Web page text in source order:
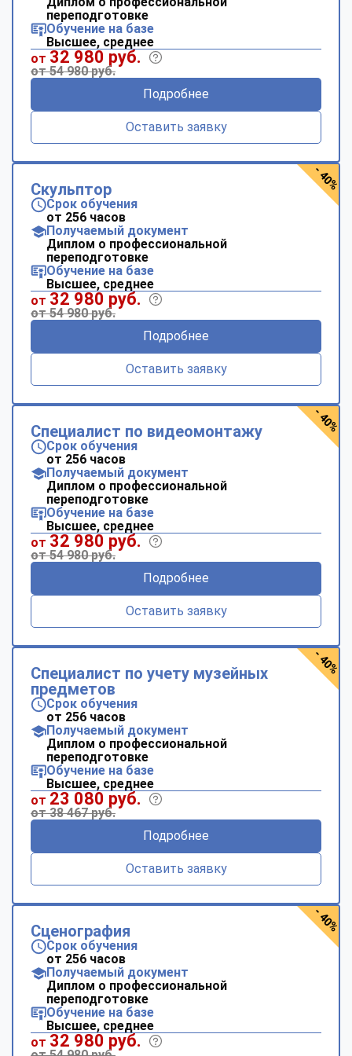
переподготовке
Обучение на базе
Высшее, среднее
от 32 980 руб.
от 54 980 руб.
Подробнее
Оставить заявку
Скульптор
Срок обучения
от 256 часов
Получаемый документ
Диплом о профессиональной
переподготовке
Обучение на базе
Высшее, среднее
от 32 980 руб.
от 54 980 руб.
Подробнее
Оставить заявку
- 40%
Специалист по видеомонтажу
Срок обучения
от 256 часов
Получаемый документ
Диплом о профессиональной
переподготовке
Обучение на базе
Высшее, среднее
от 32 980 руб.
от 54 980 руб.
Подробнее
Оставить заявку
- 40%
Специалист по учету музейных
предметов
Срок обучения
от 256 часов
Получаемый документ
Диплом о профессиональной
переподготовке
Обучение на базе
Высшее, среднее
от 23 080 руб.
от 38 467 руб.
Подробнее
Оставить заявку
- 40%
Сценография
Срок обучения
от 256 часов
Получаемый документ
Диплом о профессиональной
переподготовке
Обучение на базе
Высшее, среднее
от 32 980 руб.
- 40%